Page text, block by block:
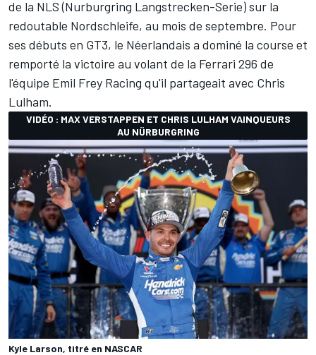
de la NLS (Nurburgring Langstrecken-Serie) sur la
redoutable Nordschleife, au mois de septembre. Pour
ses débuts en GT3, le Néerlandais a dominé la course et
remporté la victoire au volant de la Ferrari 296 de
l'équipe Emil Frey Racing qu'il partageait avec Chris
Lulham.
VIDÉO : MAX VERSTAPPEN ET CHRIS LULHAM VAINQUEURS
AU NÜRBURGRING
Kyle Larson, titré en NASCAR